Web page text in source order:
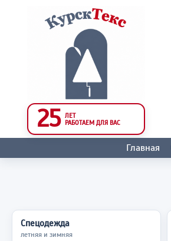
25 ЛЕТ
РАБОТАЕМ ДЛЯ ВАС
Главная
Спецодежда
летняя и зимняя